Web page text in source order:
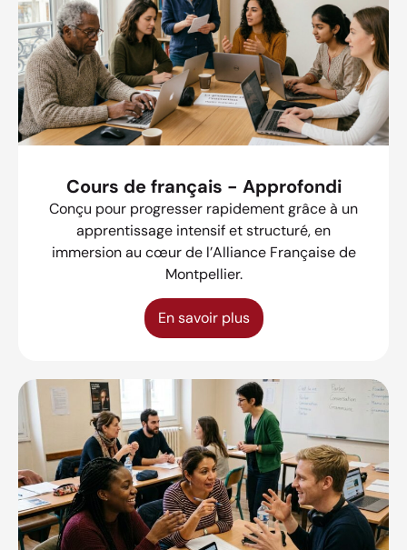
Cours de français - Approfondi
Conçu pour progresser rapidement grâce à un
apprentissage intensif et structuré, en
immersion au cœur de l’Alliance Française de
Montpellier.
En savoir plus